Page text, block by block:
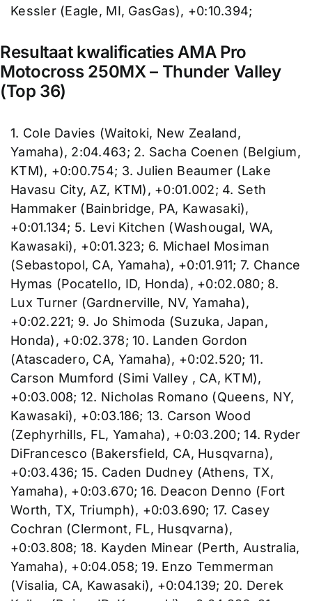
Kessler (Eagle, MI, GasGas), +0:10.394;
Resultaat kwalificaties AMA Pro
Motocross 250MX – Thunder Valley
(Top 36)
1. Cole Davies (Waitoki, New Zealand,
Yamaha), 2:04.463; 2. Sacha Coenen (Belgium,
KTM), +0:00.754; 3. Julien Beaumer (Lake
Havasu City, AZ, KTM), +0:01.002; 4. Seth
Hammaker (Bainbridge, PA, Kawasaki),
+0:01.134; 5. Levi Kitchen (Washougal, WA,
Kawasaki), +0:01.323; 6. Michael Mosiman
(Sebastopol, CA, Yamaha), +0:01.911; 7. Chance
Hymas (Pocatello, ID, Honda), +0:02.080; 8.
Lux Turner (Gardnerville, NV, Yamaha),
+0:02.221; 9. Jo Shimoda (Suzuka, Japan,
Honda), +0:02.378; 10. Landen Gordon
(Atascadero, CA, Yamaha), +0:02.520; 11.
Carson Mumford (Simi Valley , CA, KTM),
+0:03.008; 12. Nicholas Romano (Queens, NY,
Kawasaki), +0:03.186; 13. Carson Wood
(Zephyrhills, FL, Yamaha), +0:03.200; 14. Ryder
DiFrancesco (Bakersfield, CA, Husqvarna),
+0:03.436; 15. Caden Dudney (Athens, TX,
Yamaha), +0:03.670; 16. Deacon Denno (Fort
Worth, TX, Triumph), +0:03.690; 17. Casey
Cochran (Clermont, FL, Husqvarna),
+0:03.808; 18. Kayden Minear (Perth, Australia,
Yamaha), +0:04.058; 19. Enzo Temmerman
(Visalia, CA, Kawasaki), +0:04.139; 20. Derek